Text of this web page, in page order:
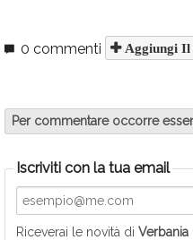
0 commenti Aggiungi Il
Per commentare occorre
Iscriviti con la tua email
Riceverai le novità di Verbania